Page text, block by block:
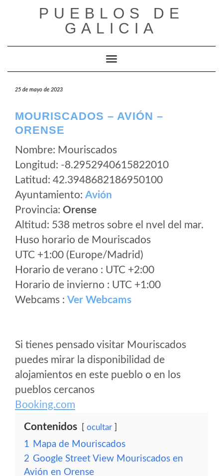
PUEBLOS DE
GALICIA
Cambiar modo de navegación
25 de mayo de 2023
MOURISCADOS – AVIÓN –
ORENSE
Nombre: Mouriscados
Longitud: -8.2952940615822010
Latitud: 42.3948682186950100
Ayuntamiento: Avión
Provincia: Orense
Altitud: 538 metros sobre el nvel del mar.
Huso horario de Mouriscados
UTC +1:00 (Europe/Madrid)
Horario de verano : UTC +2:00
Horario de invierno : UTC +1:00
Webcams : Ver Webcams
Si tienes pensado visitar Mouriscados
puedes mirar la disponibilidad de
alojamientos en este pueblo o en los
pueblos cercanos
Booking.com
Contenidos ocultar
1 Mapa de Mouriscados
2 Google Street View Mouriscados en
Avión en Orense